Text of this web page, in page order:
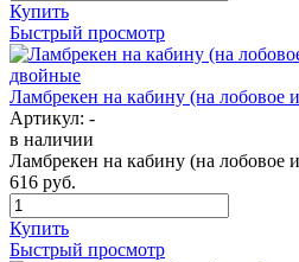
Купить
Быстрый просмотр
Ламбрекен на кабину (на лобовое
Артикул: -
в наличии
Ламбрекен на кабину (на лобовое
616 руб.
Купить
Быстрый просмотр